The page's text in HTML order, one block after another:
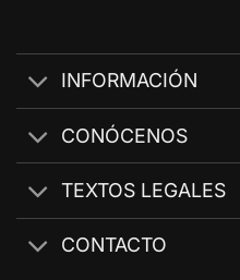
INFORMACIÓN
CONÓCENOS
TEXTOS LEGALES
CONTACTO